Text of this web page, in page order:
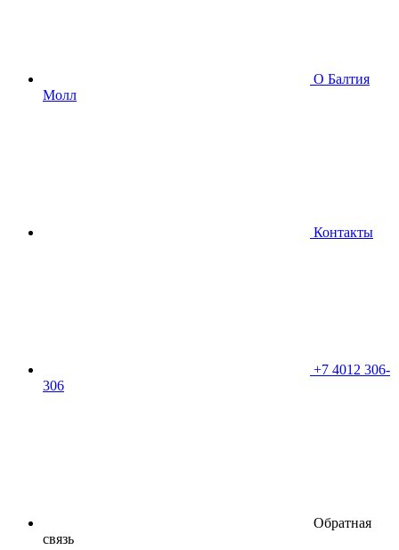
О Балтия
Молл
Контакты
+7 4012 306-
306
Обратная
связь